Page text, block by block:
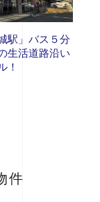
駅」バス５分
生活道路沿い
！
件